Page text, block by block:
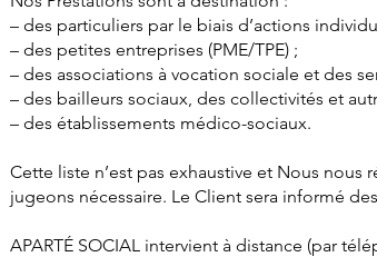
– des particuliers par le biais d’actions
– des petites entreprises (PME/TPE) ;
– des associations à vocation sociale et des
– des bailleurs sociaux, des collectivités et
– des établissements médico-sociaux.
Cette liste n’est pas exhaustive et Nous
jugeons nécessaire. Le Client sera informé
APARTÉ SOCIAL intervient à distance (par